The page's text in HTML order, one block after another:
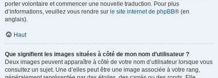
porter volontaire et commencer une nouvelle traduction. Pour plus
d’informations, veuillez vous rendre sur le site internet de phpBB® (en
anglais).
Haut
Que signifient les images situées à côté de mon nom d’utilisateur ?
Deux images peuvent apparaître à côté de votre nom d’utilisateur lorsque vous
consultez un sujet. Une d’elles peut être une image associée à votre rang,